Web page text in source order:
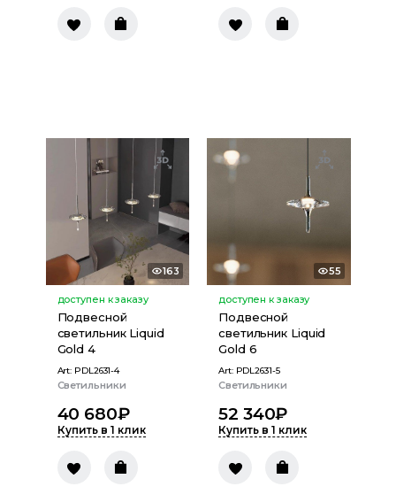
163
доступен к заказу
Подвесной
светильник Liquid
Gold 4
Art: PDL2631-4
Светильники
40 680₽
Купить в 1 клик
55
доступен к заказу
Подвесной
светильник Liquid
Gold 6
Art: PDL2631-5
Светильники
52 340₽
Купить в 1 клик